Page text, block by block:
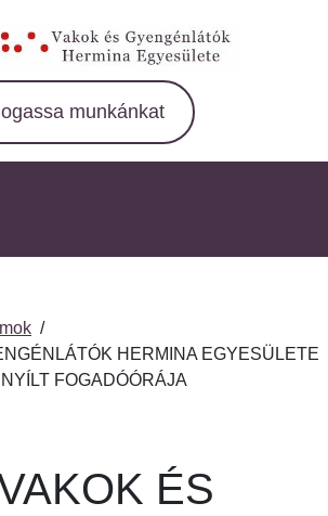
munkánkat
/
HERMINA EGYESÜLETE
FOGADÓÓRÁJA
ÉS